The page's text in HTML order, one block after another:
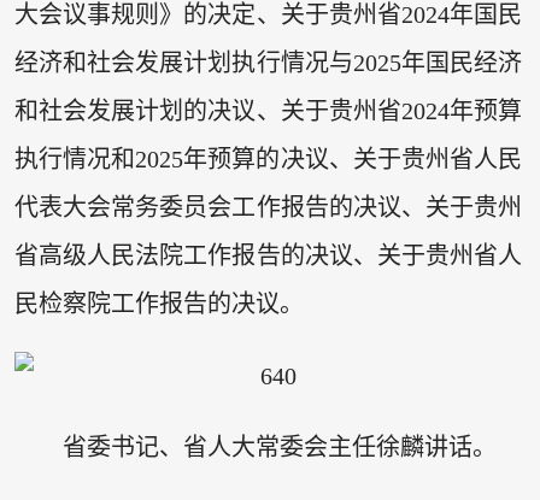
大会议事规则》的决定、关于贵州省2024年国民
经济和社会发展计划执行情况与2025年国民经济
和社会发展计划的决议、关于贵州省2024年预算
执行情况和2025年预算的决议、关于贵州省人民
代表大会常务委员会工作报告的决议、关于贵州
省高级人民法院工作报告的决议、关于贵州省人
民检察院工作报告的决议。
省委书记、省人大常委会主任徐麟讲话。